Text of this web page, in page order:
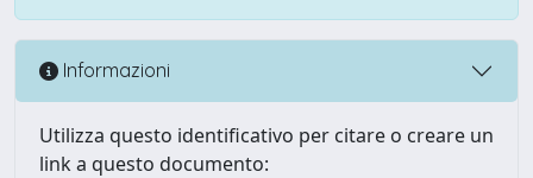
Informazioni
Utilizza questo identificativo per citare o creare un
link a questo documento: